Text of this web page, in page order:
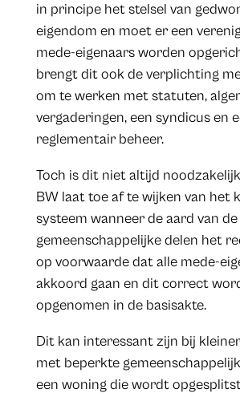
in principe het stelsel van
eigendom en moet er een
mede-eigenaars worden
brengt dit ook de verplichting
om te werken met statuten,
vergaderingen, een syndicus en
reglementair beheer.
Toch is dit niet altijd
BW laat toe af te wijken van het
systeem wanneer de aard van de
gemeenschappelijke delen het
op voorwaarde dat alle mede-
akkoord gaan en dit correct
opgenomen in de basisakte.
Dit kan interessant zijn bij
met beperkte
een woning die wordt